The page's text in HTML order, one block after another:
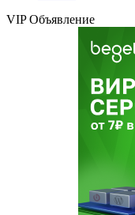
VIP Объявление